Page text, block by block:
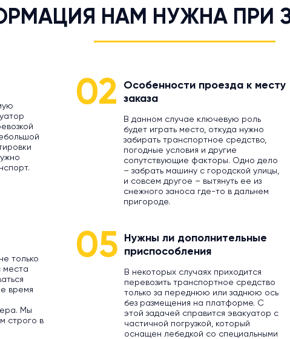
НАМ НУЖНА ПРИ
02
Особенности проезда к месту
заказа
В данном случае ключевую роль
будет играть место, откуда нужно
забирать транспортное средство,
погодные условия и другие
сопутствующие факторы. Одно дело
– забрать машину с городской улицы,
и совсем другое – вытянуть ее из
снежного заноса где-то в дальнем
пригороде.
только
места
время
Мы
строго в
05
Нужны ли дополнительные
приспособления
В некоторых случаях приходится
перевозить транспортное средство
только за переднюю или заднюю ось
без размещения на платформе. С
этой задачей справится эвакуатор с
частичной погрузкой, который
оснащен лебедкой со специальными